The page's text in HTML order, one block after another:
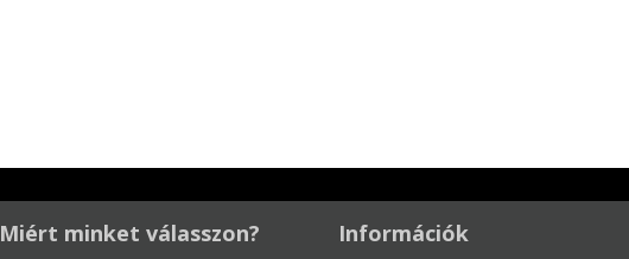
Miért minket válasszon? Információk